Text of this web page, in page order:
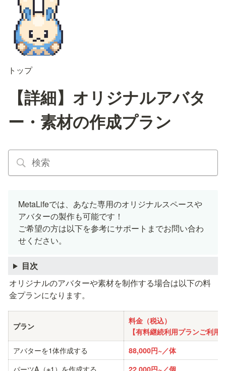
トップ
【詳細】オリジナルアバタ
ー・素材の作成プラン
MetaLifeでは、あなた専用のオリジナルスペースや
アバターの製作も可能です！
ご希望の方は以下を参考にサポートまでお問い合わ
せください。
目次
オリジナルのアバターや素材を制作する場合は以下の料
金プランになります。
プラン
料金（税込）
【有料継続利用プランご利用
アバターを1体作成する 88,000円~／体
パーツA（※1）を作成する